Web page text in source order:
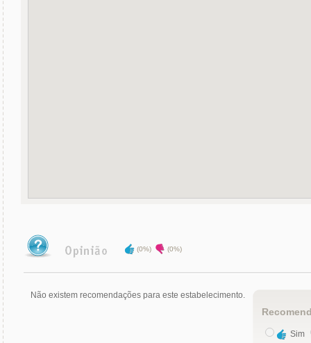
(0%) (0%)
Não existem recomendações para este estabelecimento.
Sim